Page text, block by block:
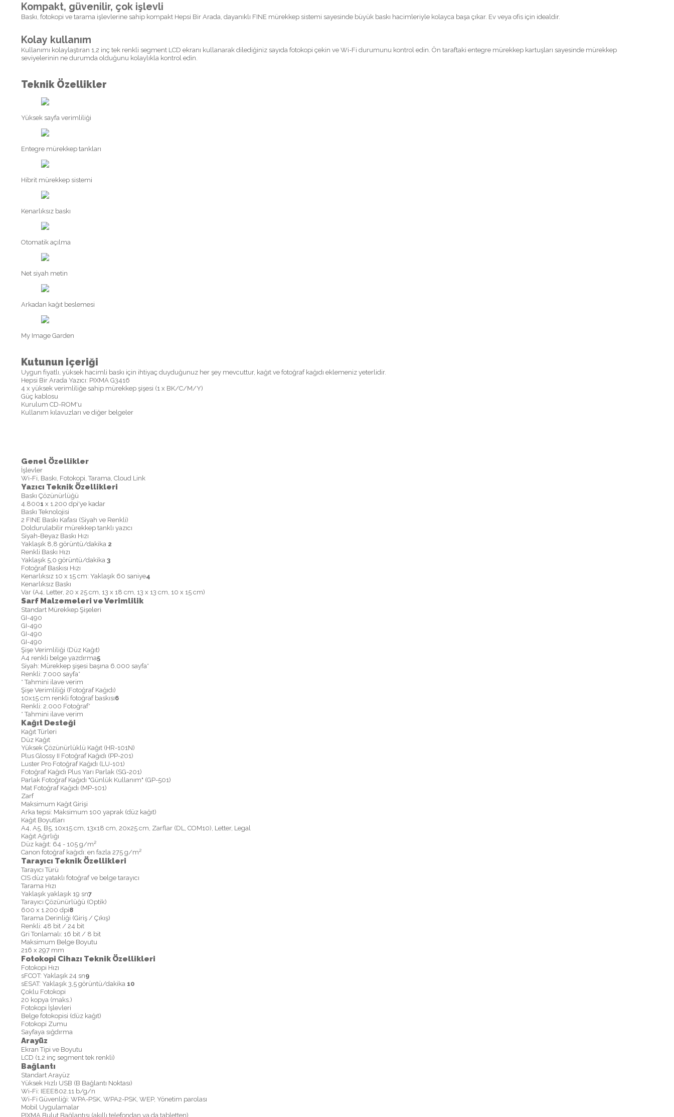
Kompakt, güvenilir, çok işlevli
Baskı, fotokopi ve tarama işlevlerine sahip kompakt Hepsi Bir Arada, dayanıklı FINE mürekkep sistemi sayesinde büyük baskı hacimleriyle kolayca başa çıkar. Ev veya ofis için idealdir.
Kolay kullanım
Kullanımı kolaylaştıran 1,2 inç tek renkli segment LCD ekranı kullanarak dilediğiniz sayıda fotokopi çekin ve Wi-Fi durumunu kontrol edin. Ön taraftaki entegre mürekkep kartuşları sayesinde mürekkep
seviyelerinin ne durumda olduğunu kolaylıkla kontrol edin.
Teknik Özellikler
Yüksek sayfa verimliliği
Entegre mürekkep tankları
Hibrit mürekkep sistemi
Kenarlıksız baskı
Otomatik açılma
Net siyah metin
Arkadan kağıt beslemesi
My Image Garden
Kutunun içeriği
Uygun fiyatlı, yüksek hacimli baskı için ihtiyaç duyduğunuz her şey mevcuttur, kağıt ve fotoğraf kağıdı eklemeniz yeterlidir.
Hepsi Bir Arada Yazıcı: PIXMA G3416
4 x yüksek verimliliğe sahip mürekkep şişesi (1 x BK/C/M/Y)
Güç kablosu
Kurulum CD-ROM'u
Kullanım kılavuzları ve diğer belgeler
Genel Özellikler
İşlevler
Wi-Fi, Baskı, Fotokopi, Tarama, Cloud Link
Yazıcı Teknik Özellikleri
Baskı Çözünürlüğü
4.8001 x 1.200 dpi'ye kadar
Baskı Teknolojisi
2 FINE Baskı Kafası (Siyah ve Renkli)
Doldurulabilir mürekkep tanklı yazıcı
Siyah-Beyaz Baskı Hızı
Yaklaşık 8,8 görüntü/dakika 2
Renkli Baskı Hızı
Yaklaşık 5,0 görüntü/dakika 3
Fotoğraf Baskısı Hızı
Kenarlıksız 10 x 15 cm: Yaklaşık 60 saniye4
Kenarlıksız Baskı
Var (A4, Letter, 20 x 25 cm, 13 x 18 cm, 13 x 13 cm, 10 x 15 cm)
Sarf Malzemeleri ve Verimlilik
Standart Mürekkep Şişeleri
GI-490
GI-490
GI-490
GI-490
Şişe Verimliliği (Düz Kağıt)
A4 renkli belge yazdırma5
Siyah: Mürekkep şişesi başına 6.000 sayfa*
Renkli: 7.000 sayfa*
* Tahmini ilave verim
Şişe Verimliliği (Fotoğraf Kağıdı)
10x15 cm renkli fotoğraf baskısı6
Renkli: 2.000 Fotoğraf*
* Tahmini ilave verim
Kağıt Desteği
Kağıt Türleri
Düz Kağıt
Yüksek Çözünürlüklü Kağıt (HR-101N)
Plus Glossy II Fotoğraf Kağıdı (PP-201)
Luster Pro Fotoğraf Kağıdı (LU-101)
Fotoğraf Kağıdı Plus Yarı Parlak (SG-201)
Parlak Fotoğraf Kağıdı "Günlük Kullanım" (GP-501)
Mat Fotoğraf Kağıdı (MP-101)
Zarf
Maksimum Kağıt Girişi
Arka tepsi: Maksimum 100 yaprak (düz kağıt)
Kağıt Boyutları
A4, A5, B5, 10x15 cm, 13x18 cm, 20x25 cm, Zarflar (DL, COM10), Letter, Legal
Kağıt Ağırlığı
Düz kağıt: 64 - 105 g/m²
Canon fotoğraf kağıdı: en fazla 275 g/m²
Tarayıcı Teknik Özellikleri
Tarayıcı Türü
CIS düz yataklı fotoğraf ve belge tarayıcı
Tarama Hızı
Yaklaşık yaklaşık 19 sn7
Tarayıcı Çözünürlüğü (Optik)
600 x 1.200 dpi8
Tarama Derinliği (Giriş / Çıkış)
Renkli: 48 bit / 24 bit
Gri Tonlamalı: 16 bit / 8 bit
Maksimum Belge Boyutu
216 x 297 mm
Fotokopi Cihazı Teknik Özellikleri
Fotokopi Hızı
sFCOT: Yaklaşık 24 sn9
sESAT: Yaklaşık 3,5 görüntü/dakika 10
Çoklu Fotokopi
20 kopya (maks.)
Fotokopi İşlevleri
Belge fotokopisi (düz kağıt)
Fotokopi Zumu
Sayfaya sığdırma
Arayüz
Ekran Tipi ve Boyutu
LCD (1,2 inç segment tek renkli)
Bağlantı
Standart Arayüz
Yüksek Hızlı USB (B Bağlantı Noktası)
Wi-Fi: IEEE802.11 b/g/n
Wi-Fi Güvenliği: WPA-PSK, WPA2-PSK, WEP, Yönetim parolası
Mobil Uygulamalar
PIXMA Bulut Bağlantısı (akıllı telefondan ya da tabletten)